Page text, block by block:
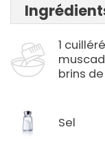
1
brins
Sel